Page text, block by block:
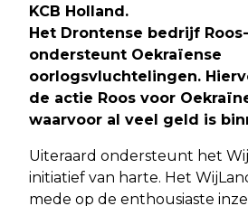
KCB Holland.
Het Drontense bedrijf
ondersteunt Oekraïense
oorlogsvluchtelingen.
de actie Roos voor
waarvoor al veel geld is
Uiteraard ondersteunt het
initiatief van harte. Het
mede op de enthousiaste